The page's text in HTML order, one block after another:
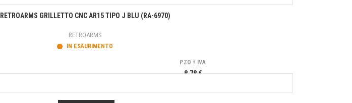
Anteprima
RETROARMS GRILLETTO CNC AR15 TIPO J BLU (RA-6970)
RETROARMS
IN ESAURIMENTO
P.ZO + IVA
8,78 €